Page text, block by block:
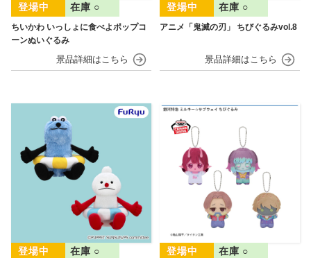
ちいかわ いっしょに食べよポップコ
ーンぬいぐるみ
在庫 ○
アニメ「鬼滅の刃」 ちびぐるみvol.8
在庫 ○
在庫 ○ 在庫 ○